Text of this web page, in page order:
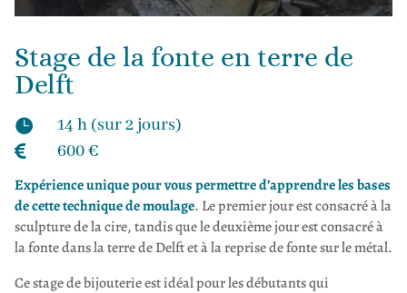
Stage de la fonte en terre de
Delft
 14 h (sur 2 jours)
 600 €
Expérience unique pour vous permettre d’apprendre les bases
de cette technique de moulage. Le premier jour est consacré à la
sculpture de la cire, tandis que le deuxième jour est consacré à
la fonte dans la terre de Delft et à la reprise de fonte sur le métal.
Ce stage de bijouterie est idéal pour les débutants qui